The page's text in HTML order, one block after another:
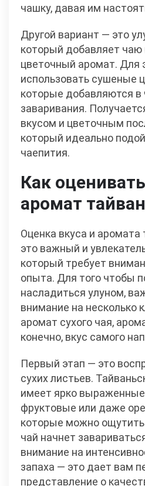
чашку, давая им
Другой вариант — это
который добавляет
цветочный аромат. Для
использовать сушеные
которые добавляются в
заваривания.
вкусом и цветочным
который идеально
чаепития.
Как
аромат
Оценка вкуса и аромата
это важный и
который требует
опыта. Для того чтобы
насладиться улуном,
внимание на несколько
аромат сухого чая,
конечно, вкус самого
Первый этап — это
сухих листьев.
имеет ярко
фруктовые или даже
которые можно ощутить
чай начнет
внимание на
запаха — это дает вам
представление о